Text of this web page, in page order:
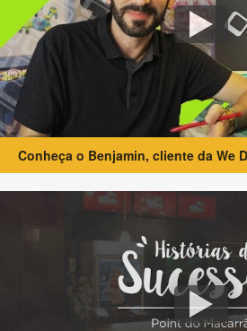
Conheça o Benjamin, cliente da We